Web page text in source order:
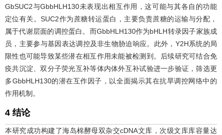
GbSUC2与GbbHLH130未表现出相互作用，这可能与其各自的功能
定位有关。SUC2作为蔗糖转运蛋白，主要负责蔗糖的运输与分配，
属于代谢层面的调控蛋白。而GbbHLH130作为bHLH转录因子家族成
员，主要参与基因表达调控及非生物胁迫响应。此外，Y2H系统的局
限性也可能导致某些潜在相互作用未能被检测到。后续研究可结合免
疫共沉淀、双分子荧光互补等体内体外互补试验进一步验证，筛选更
多GbbHLH130的潜在互作因子，以全面揭示其在抗旱调控网络中的
作用机制。
4 结论
本研究成功构建了海岛棉酵母双杂交cDNA文库，次级文库库容量达